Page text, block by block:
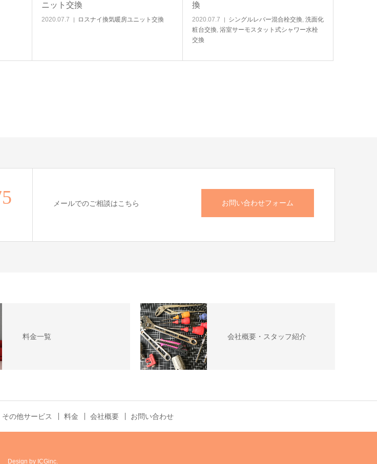
ニット交換
2020.07.7 ロスナイ換気暖房ユニット交換
換
2020.07.7 シングルレバー混合栓交換, 洗面化
粧台交換, 浴室サーモスタット式シャワー水栓
交換
メールでのご相談はこちら お問い合わせフォーム
料金一覧 会社概要・スタッフ紹介
その他サービス 料金 会社概要 お問い合わせ
Design by ICGinc.